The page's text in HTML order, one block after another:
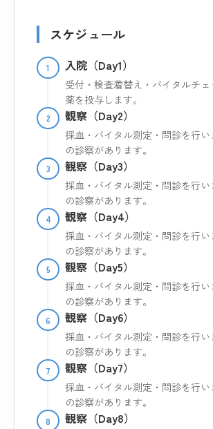
スケジュール
1 入院（Day1）
受付・検査着替え・バイタルチ
薬を投与します。
2 観察（Day2）
採血・バイタル測定・問診を行
の診察があります。
3 観察（Day3）
採血・バイタル測定・問診を行
の診察があります。
4 観察（Day4）
採血・バイタル測定・問診を行
の診察があります。
5 観察（Day5）
採血・バイタル測定・問診を行
の診察があります。
6 観察（Day6）
採血・バイタル測定・問診を行
の診察があります。
7 観察（Day7）
採血・バイタル測定・問診を行
の診察があります。
8 観察（Day8）